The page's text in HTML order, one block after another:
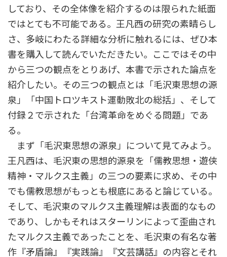
しており、その全体像を紹介するのは限られた紙面
ではとても不可能である。王凡西の研究の素晴らし
さ、多岐にわたる詳細な分析に触れるには、ぜひ本
書を購入して読んでいただきたい。ここではその中
から三つの観点をとりあげ、本書で示された論点を
紹介したい。その三つの観点とは「毛沢東思想の源
泉」「中国トロツキスト運動敗北の総括」、そして
付録２で示された「台湾革命をめぐる問題」であ
る。
まず「毛沢東思想の源泉」について見てみよう。
王凡西は、毛沢東の思想的源泉を「儒教思想・遊侠
精神・マルクス主義」の三つの要素に求め、その中
でも儒教思想がもっとも根底にあると論じている。
そして、毛沢東のマルクス主義理解は表面的なもの
であり、しかもそれはスターリンによって歪曲され
たマルクス主義であったことを、毛沢東の有名な著
作『矛盾論』『実践論』『文芸講話』の内容とそれ